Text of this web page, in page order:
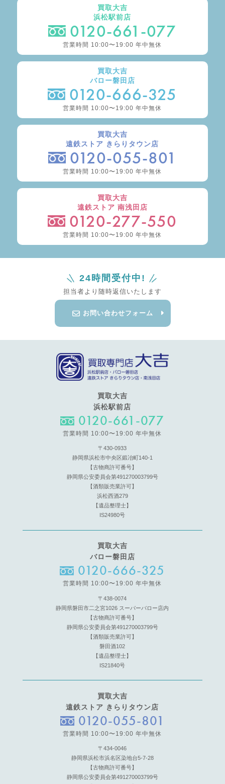
買取大吉
浜松駅前店
0120-661-077
営業時間 10:00〜19:00 年中無休
買取大吉
バロー磐田店
0120-666-325
営業時間 10:00〜19:00 年中無休
買取大吉
遠鉄ストア きらりタウン店
0120-055-801
営業時間 10:00〜19:00 年中無休
買取大吉
遠鉄ストア 南浅田店
0120-277-550
営業時間 10:00〜19:00 年中無休
24時間受付中!
担当者より随時返信いたします
お問い合わせフォーム
買取大吉
浜松駅前店
0120-661-077
営業時間 10:00〜19:00 年中無休
〒430-0933
静岡県浜松市中央区鍛冶町140-1
【古物商許可番号】
静岡県公安委員会第491270003799号
【酒類販売業許可】
浜松西酒279
【遺品整理士】
IS24980号
買取大吉
バロー磐田店
0120-666-325
営業時間 10:00〜19:00 年中無休
〒438-0074
静岡県磐田市二之宮1026 スーパーバロー店内
【古物商許可番号】
静岡県公安委員会第491270003799号
【酒類販売業許可】
磐田酒102
【遺品整理士】
IS21840号
買取大吉
遠鉄ストア きらりタウン店
0120-055-801
営業時間 10:00〜19:00 年中無休
〒434-0046
静岡県浜松市浜名区染地台5-7-28
【古物商許可番号】
静岡県公安委員会第491270003799号